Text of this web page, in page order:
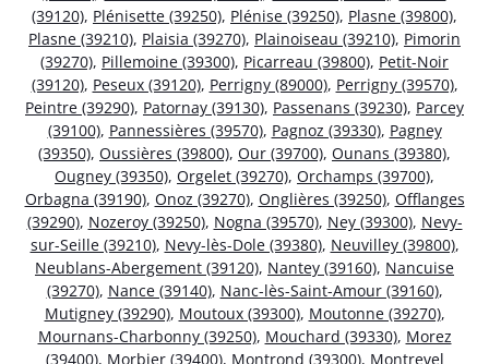
(39120), Plénisette (39250), Plénise (39250), Plasne (39800),
Plasne (39210), Plaisia (39270), Plainoiseau (39210), Pimorin
(39270), Pillemoine (39300), Picarreau (39800), Petit-Noir
(39120), Peseux (39120), Perrigny (89000), Perrigny (39570),
Peintre (39290), Patornay (39130), Passenans (39230), Parcey
(39100), Pannessières (39570), Pagnoz (39330), Pagney
(39350), Oussières (39800), Our (39700), Ounans (39380),
Ougney (39350), Orgelet (39270), Orchamps (39700),
Orbagna (39190), Onoz (39270), Onglières (39250), Offlanges
(39290), Nozeroy (39250), Nogna (39570), Ney (39300), Nevy-
sur-Seille (39210), Nevy-lès-Dole (39380), Neuvilley (39800),
Neublans-Abergement (39120), Nantey (39160), Nancuise
(39270), Nance (39140), Nanc-lès-Saint-Amour (39160),
Mutigney (39290), Moutoux (39300), Moutonne (39270),
Mournans-Charbonny (39250), Mouchard (39330), Morez
(39400), Morbier (39400), Montrond (39300), Montrevel